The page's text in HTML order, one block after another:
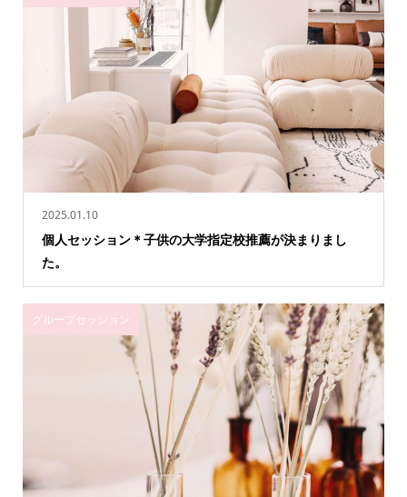
2025.01.10
個人セッション＊子供の大学指定校推薦が決まりまし
た。
グループセッション